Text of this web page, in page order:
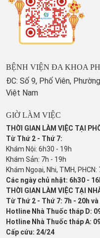
BỆNH VIỆN ĐA KHOA
ĐC: Số 9, Phố Viên,
Việt Nam
GIỜ LÀM VIỆC
THỜI GIAN LÀM VIỆC TẠI
Từ Thứ 2 - Thứ 7:
Khám Nội: 6h30 - 19h
Khám Sản: 7h - 19h
Khám Ngoại, Nhi, TMH,
Các ngày chủ nhật: 6h30 -
THỜI GIAN LÀM VIỆC TẠI
Từ Thứ 2 - Thứ 7: 7h - 20h
Hotline Nhà Thuốc tháp D:
Hotline Nhà Thuốc tháp A:
Cấp cứu: 24/24